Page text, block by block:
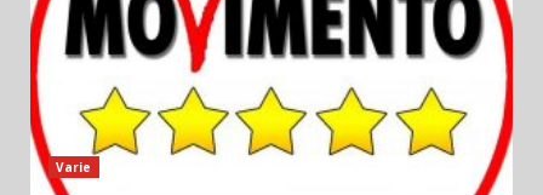
Varie